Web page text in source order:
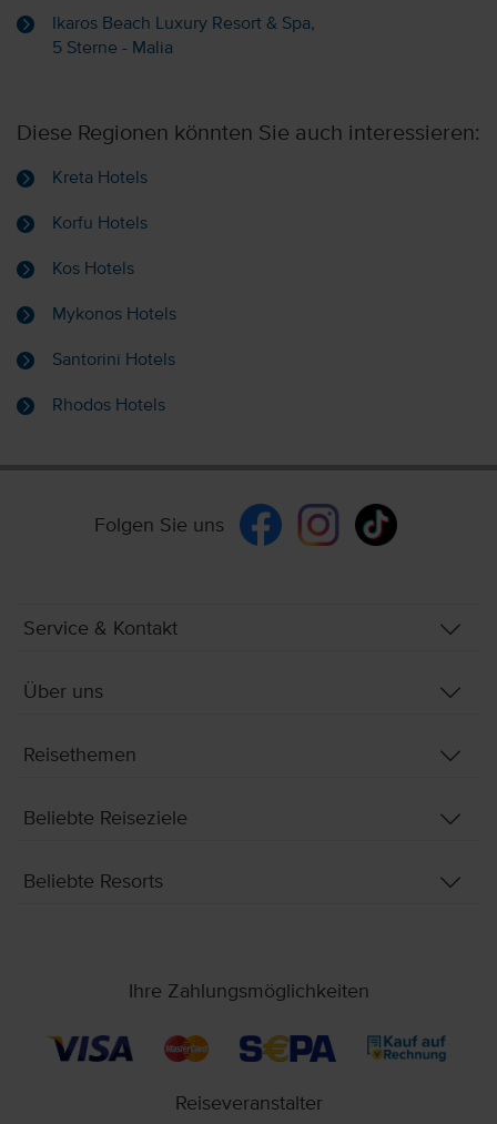
Ikaros Beach Luxury Resort & Spa,
5 Sterne - Malia
Diese Regionen könnten Sie auch interessieren:
Kreta Hotels
Korfu Hotels
Kos Hotels
Mykonos Hotels
Santorini Hotels
Rhodos Hotels
Folgen Sie uns
Service & Kontakt
Über uns
Reisethemen
Beliebte Reiseziele
Beliebte Resorts
Ihre Zahlungsmöglichkeiten
Reiseveranstalter